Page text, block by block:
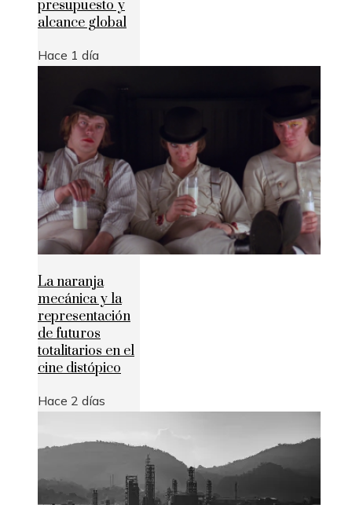
presupuesto y
alcance global
Hace 1 día
La naranja
mecánica y la
representación
de futuros
totalitarios en el
cine distópico
Hace 2 días